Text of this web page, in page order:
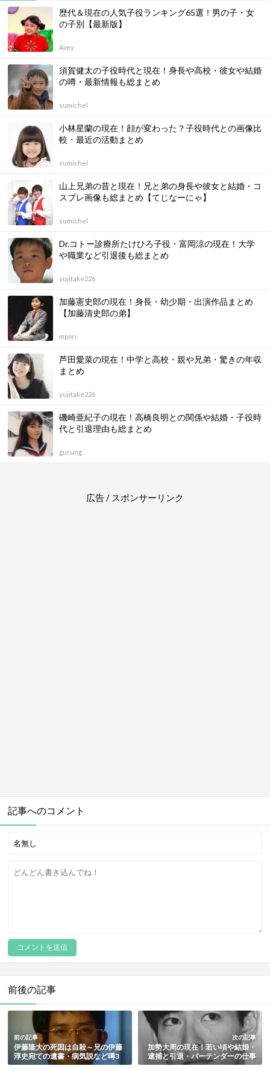
歴代＆現在の人気子役ランキング65選！男の子・女
の子別【最新版】
Aimy
須賀健太の子役時代と現在！身長や高校・彼女や結婚
の噂・最新情報も総まとめ
sumichel
小林星蘭の現在！顔が変わった？子役時代との画像比
較・最近の活動まとめ
sumichel
山上兄弟の昔と現在！兄と弟の身長や彼女と結婚・コ
スプレ画像も総まとめ【てじなーにゃ】
sumichel
Dr.コトー診療所たけひろ子役・富岡涼の現在！大学
や職業など引退後も総まとめ
yujitake226
加藤憲史郎の現在！身長・幼少期・出演作品まとめ
【加藤清史郎の弟】
mpori
芦田愛菜の現在！中学と高校・親や兄弟・驚きの年収
まとめ
yujitake226
磯崎亜紀子の現在！高橋良明との関係や結婚・子役時
代と引退理由も総まとめ
gurung
広告 / スポンサーリンク
記事へのコメント
前後の記事
前の記事
伊藤隆大の死因は自殺～兄の伊藤
淳史宛ての遺書・病気説など噂3
つも総まとめ
次の記事
加勢大周の現在！若い頃や結婚・
逮捕と引退・バーテンダーの仕事
など総まとめ